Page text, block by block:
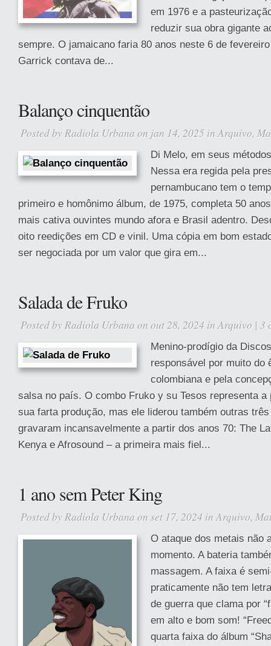
em 1976 e a
reduzir sua obra gigante
sempre. O jamaicano faria 80 anos neste 6 de
Garrick contava de...
Balanço cinquentão
Posted by Radiola Urbana on jan 14, 2025 inArquivo,
Di Melo, em seus
Nessa era regida pela
pernambucano tem o
primeiro e homônimo álbum, de 1975, completa 50
mais cativa ouvintes mundo afora e Brasil adentro.
oito reedições em CD e vinil. Uma cópia em bom
ser negociada por um valor que gira em...
Salada de Fruko
Posted by Radiola Urbana on out 28, 2024 inArquivo | 3
Menino-prodígio da
responsável por muito do
colombiana e pela
salsa no país. O combo Fruko y su Tesos representa a
sua farta produção, mas ele liderou também outras
gravaram incansavelmente a partir dos anos 70: The
Kenya e Afrosound – a primeira mais fiel...
1 ano sem Peter King
Posted by Radiola Urbana on set 17, 2024 inArquivo,
O ataque dos metais não
momento. A bateria
massagem. A faixa é
praticamente não tem
de guerra que clama por
em alto e bom som!
quarta faixa do álbum